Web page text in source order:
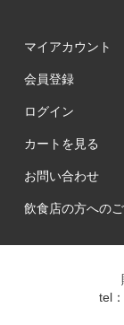
マイアカウント
会員登録
ログイン
カートを見る
お問い合わせ
飲食店の方への
tel